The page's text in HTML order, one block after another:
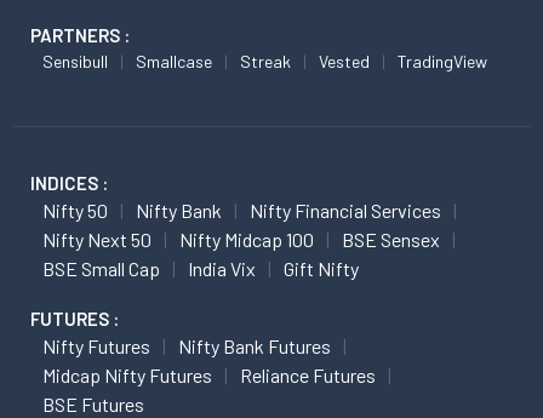
PARTNERS :
Sensibull Smallcase Streak Vested TradingView
INDICES :
Nifty 50 Nifty Bank
Nifty Financial Services
Nifty Next 50
Nifty Midcap 100
BSE Sensex
BSE Small Cap
India Vix Gift Nifty
FUTURES :
Nifty Futures
Nifty Bank Futures
Midcap Nifty Futures
Reliance Futures
BSE Futures